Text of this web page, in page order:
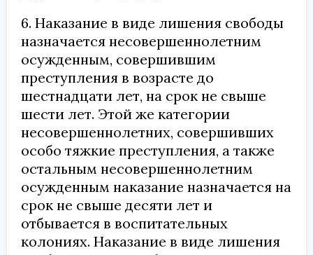
6. Наказание в виде лишения свободы
назначается несовершеннолетним
осужденным, совершившим
преступления в возрасте до
шестнадцати лет, на срок не свыше
шести лет. Этой же категории
несовершеннолетних, совершивших
особо тяжкие преступления, а также
остальным несовершеннолетним
осужденным наказание назначается на
срок не свыше десяти лет и
отбывается в воспитательных
колониях. Наказание в виде лишения